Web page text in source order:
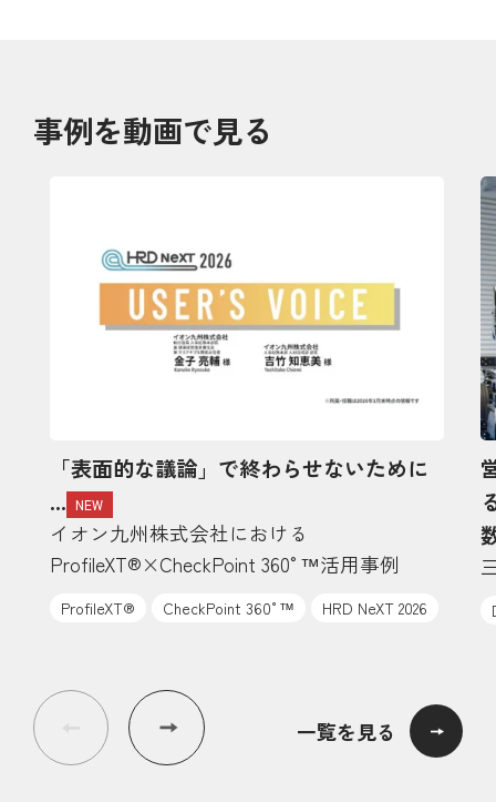
事例を動画で見る
「表面的な議論」で終わらせないために
... NEW
イオン九州株式会社における
ProfileXT®×CheckPoint 360°™活用事例
ProfileXT® CheckPoint 360°™ HRD NeXT 2026
一覧を見る